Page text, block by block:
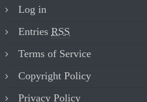
Log in
EntriesRSS
Terms of Service
Copyright Policy
Privacy Policy